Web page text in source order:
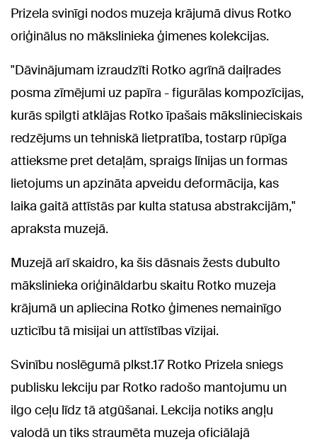
Prizela svinīgi nodos muzeja krājumā divus Rotko
oriģinālus no mākslinieka ģimenes kolekcijas.
"Dāvinājumam izraudzīti Rotko agrīnā daiļrades
posma zīmējumi uz papīra - figurālas kompozīcijas,
kurās spilgti atklājas Rotko īpašais mākslinieciskais
redzējums un tehniskā lietpratība, tostarp rūpīga
attieksme pret detaļām, spraigs līnijas un formas
lietojums un apzināta apveidu deformācija, kas
laika gaitā attīstās par kulta statusa abstrakcijām,"
apraksta muzejā.
Muzejā arī skaidro, ka šis dāsnais žests dubulto
mākslinieka oriģināldarbu skaitu Rotko muzeja
krājumā un apliecina Rotko ģimenes nemainīgo
uzticību tā misijai un attīstības vīzijai.
Svinību noslēgumā plkst.17 Rotko Prizela sniegs
publisku lekciju par Rotko radošo mantojumu un
ilgo ceļu līdz tā atgūšanai. Lekcija notiks angļu
valodā un tiks straumēta muzeja oficiālajā